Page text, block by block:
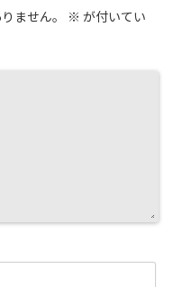
ません。 ※ が付いてい